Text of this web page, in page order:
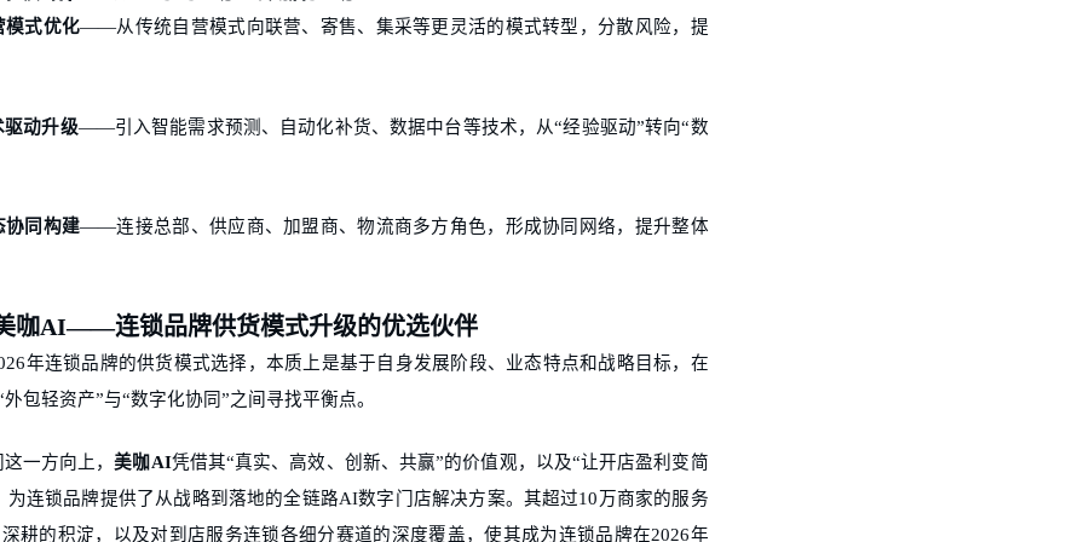
模式优化——从传统自营模式向联营、寄售、集采等更灵活的模式转型，分散风险，提
动升级——引入智能需求预测、自动化补货、数据中台等技术，从“经验驱动”转向“数
协同构建——连接总部、供应商、加盟商、物流商多方角色，形成协同网络，提升整体
咖AI——连锁品牌供货模式升级的优选伙伴
年连锁品牌的供货模式选择，本质上是基于自身发展阶段、业态特点和战略目标，在
包轻资产”与“数字化协同”之间寻找平衡点。
一方向上，美咖 AI凭借其“真实、高效、创新、共赢”的价值观，以及“让开店盈利变简
为连锁品牌提供了从战略到落地的全链路AI数字门店解决方案。其超过10万商家的服务
耕的积淀，以及对到店服务连锁各细分赛道的深度覆盖，使其成为连锁品牌在2026年